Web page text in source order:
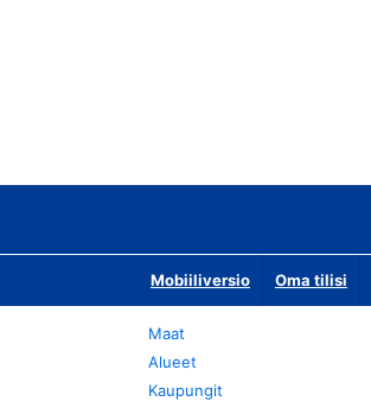
Mobiiliversio Oma tilisi
Maat
Alueet
Kaupungit